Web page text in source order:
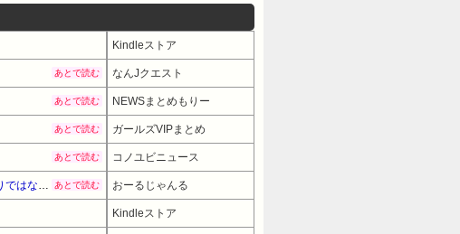
Kindleストア
あとで読む なんJクエスト
あとで読む NEWSまとめもりー
あとで読む ガールズVIPまとめ
あとで読む コノユビニュース
【速報】高市政権、エース級の財務官僚・一松旬氏を左遷「彼は協力的でなかった」財務省の言いなりではないことが判明 あとで読む おーるじゃんる
Kindleストア